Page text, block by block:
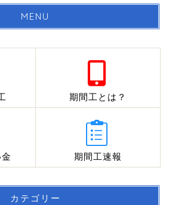
MENU
期間工とは？
期間工速報
カテゴリー